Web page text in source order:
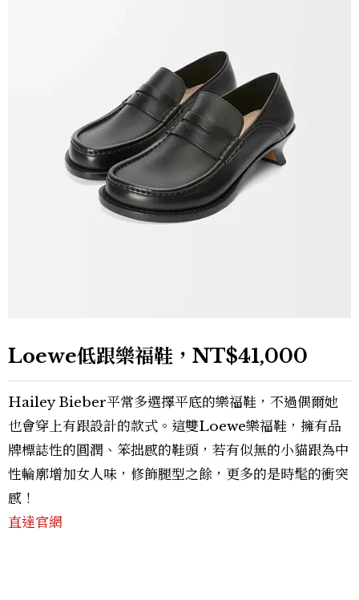
Loewe低跟樂福鞋，NT$41,000
Hailey Bieber平常多選擇平底的樂福鞋，不過偶爾她
也會穿上有跟設計的款式。這雙Loewe樂福鞋，擁有品
牌標誌性的圓潤、笨拙感的鞋頭，若有似無的小貓跟為中
性輪廓增加女人味，修飾腿型之餘，更多的是時髦的衝突
感！
直達官網